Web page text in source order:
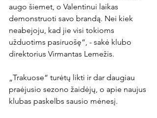
augo šiemet, o Valentinui laikas
demonstruoti savo brandą. Nei kiek
neabejoju, kad jie visi tokioms
užduotims pasiruošę“, - sakė klubo
direktorius Virmantas Lemežis.
„Trakuose“ turėtų likti ir dar daugiau
praėjusio sezono žaidėjų, o apie naujus
klubas paskelbs sausio mėnesį.